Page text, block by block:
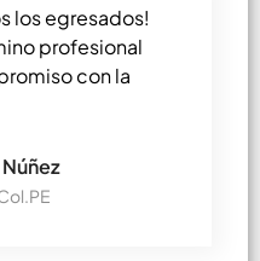
los egresados!
profesional
con la